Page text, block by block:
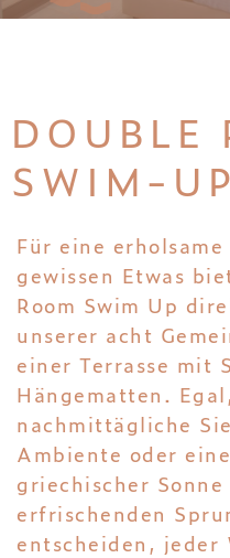
DOUBLE
SWIM-UP
Für eine
gewissen Etwas
Room Swim Up
unserer acht
einer Terrasse mit
Hängematten.
nachmittägliche
Ambiente oder
griechischer
erfrischenden
entscheiden, jeder